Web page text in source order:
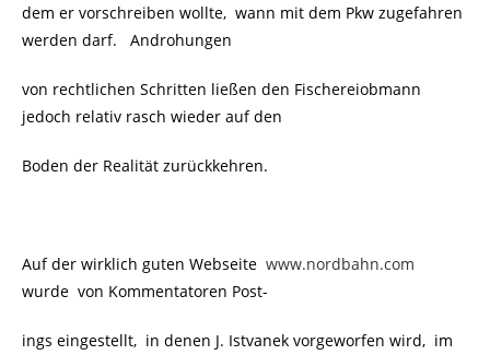
dem er vorschreiben wollte, wann mit dem Pkw zugefahren
werden darf. Androhungen
von rechtlichen Schritten ließen den Fischereiobmann
jedoch relativ rasch wieder auf den
Boden der Realität zurückkehren.
Auf der wirklich guten Webseite www.nordbahn.com
wurde von Kommentatoren Post-
ings eingestellt, in denen J. Istvanek vorgeworfen wird, im